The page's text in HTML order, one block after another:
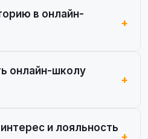
в онлайн-
онлайн-школу
и лояльность